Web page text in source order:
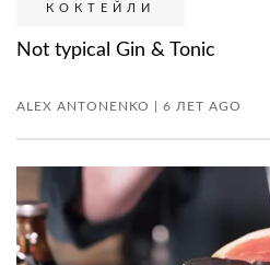
КОКТЕЙЛИ
Not typical Gin & Tonic
ALEX ANTONENKO | 6 ЛЕТ AGO